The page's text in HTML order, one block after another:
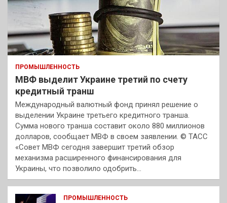
ПРОМЫШЛЕННОСТЬ
МВФ выделит Украине третий по счету
кредитный транш
Международный валютный фонд принял решение о
выделении Украине третьего кредитного транша.
Сумма нового транша составит около 880 миллионов
долларов, сообщает МВФ в своем заявлении. © ТАСС
«Совет МВФ сегодня завершит третий обзор
механизма расширенного финансирования для
Украины, что позволило одобрить…
ПРОМЫШЛЕННОСТЬ